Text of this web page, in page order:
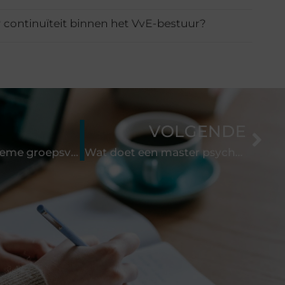
continuïteit binnen het VvE-bestuur?
Ontdek het ultieme groepsverblijf
VOLGENDE